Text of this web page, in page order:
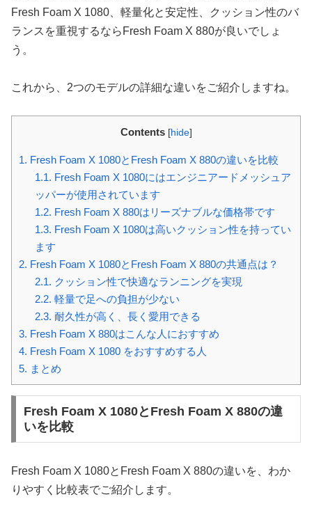
Fresh Foam X 1080、軽量化と安定性、クッション性のバ
ランスを重視するならFresh Foam X 880が良いでしょ
う。
これから、2つのモデルの詳細な違いをご紹介しますね。
Contents [hide]
1. Fresh Foam X 1080とFresh Foam X 880の違いを比較
1.1. Fresh Foam X 1080にはエンジニアードメッシュア
ッパーが使用されています
1.2. Fresh Foam X 880はリーズナブルな価格帯です
1.3. Fresh Foam X 1080は高いクッション性を持ってい
ます
2. Fresh Foam X 1080とFresh Foam X 880の共通点は？
2.1. クッション性で快適なランニングを実現
2.2. 軽量で足への負担が少ない
2.3. 耐久性が高く、長く愛用できる
3. Fresh Foam X 880はこんな人におすすめ
4. Fresh Foam X 1080 をおすすめする人
5. まとめ
Fresh Foam X 1080とFresh Foam X 880の違
いを比較
Fresh Foam X 1080とFresh Foam X 880の違いを、わか
りやすく比較表でご紹介します。